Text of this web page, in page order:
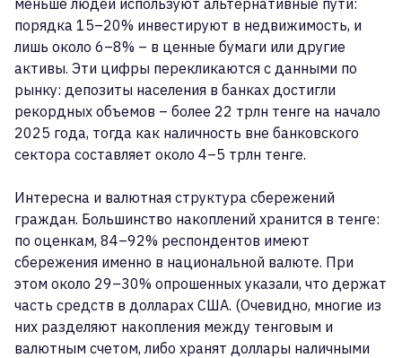
порядка 15–20% инвестируют в недвижимость, и
лишь около 6–8% – в ценные бумаги или другие
активы. Эти цифры перекликаются с данными по
рынку: депозиты населения в банках достигли
рекордных объемов – более 22 трлн тенге на начало
2025 года, тогда как наличность вне банковского
сектора составляет около 4–5 трлн тенге.
Интересна и валютная структура сбережений
граждан. Большинство накоплений хранится в тенге:
по оценкам, 84–92% респондентов имеют
сбережения именно в национальной валюте. При
этом около 29–30% опрошенных указали, что держат
часть средств в долларах США. (Очевидно, многие из
них разделяют накопления между тенговым и
валютным счетом, либо хранят доллары наличными